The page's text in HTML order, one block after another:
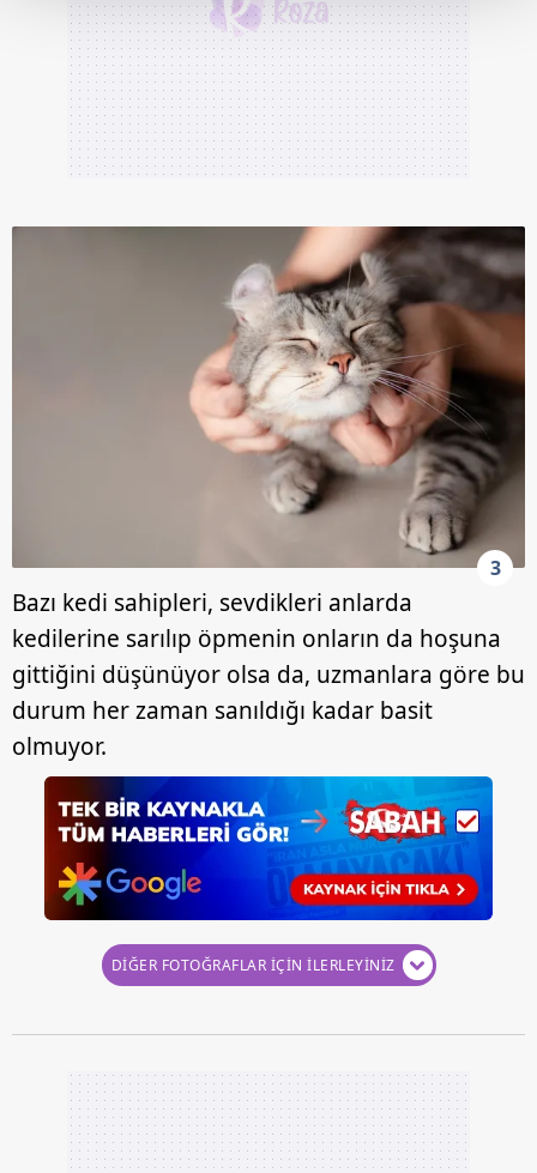
Her halükârda, kullanıcılar, bu çerezlere izin vermedikleri
takdirde, kullanıcılara hedefli reklamlar
gösterilmeyecektir."
Sizlere daha iyi bir hizmet sunabilmek için İnternet
Sitemizde kendimize ve üçüncü kişilere ait çerezler
verileriniz işlenmekte olup gerekli olan çerezler bilgi
toplumu hizmetlerinin sunulması amacıyla
kullanılmaktadır. Diğer çerezler, sitemizin daha işlevsel
kılınması ve kişiselleştirilmesi ve sizlere yönelik
reklam/pazarlama faaliyetlerinin yapılması, amaçlarıyla
sınırlı olarak açık rızanız dahilinde kullanılacaktır.
Çerezlere ilişkin tercihlerinizi aşağıda yer alan panel
vasıtasıyla belirleyebilirsiniz. Çerezlere ilişkin detaylı bilgi
için Ayarlar butonuna tıklayabilir,Çerez Bilgilendirme
ziyaret edebilirsiniz.
6698 sayılı Kişisel Verilerin Korunması Kanunu uyarınca
hazırlanmış Aydınlatma Metnimizi okumak ve sitemizde
ilgili mevzuata uygun olarak kullanılan çerezlerle ilgili bilgi
almak için lütfen
tıklayınız.
3
Bazı kedi sahipleri, sevdikleri anlarda
kedilerine sarılıp öpmenin onların da hoşuna
gittiğini düşünüyor olsa da, uzmanlara göre bu
durum her zaman sanıldığı kadar basit
olmuyor.
DİĞER FOTOĞRAFLAR İÇİN İLERLEYİNİZ